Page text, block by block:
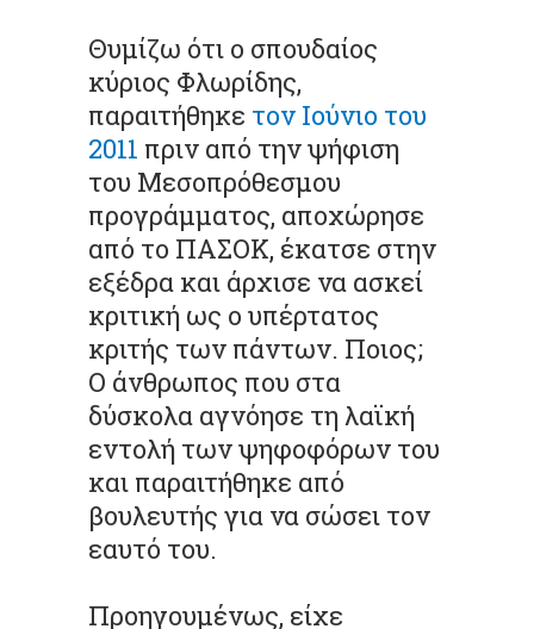
Θυμίζω ότι ο σπουδαίος
κύριος Φλωρίδης,
παραιτήθηκε τον Ιούνιο του
2011 πριν από την ψήφιση
του Μεσοπρόθεσμου
προγράμματος, αποχώρησε
από το ΠΑΣΟΚ, έκατσε στην
εξέδρα και άρχισε να ασκεί
κριτική ως ο υπέρτατος
κριτής των πάντων. Ποιος;
Ο άνθρωπος που στα
δύσκολα αγνόησε τη λαϊκή
εντολή των ψηφοφόρων του
και παραιτήθηκε από
βουλευτής για να σώσει τον
εαυτό του.
Προηγουμένως, είχε